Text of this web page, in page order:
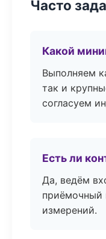
Часто
Какой
Выполняем
так и
согласуем
Есть ли
Да, ведём
приёмочный
измерений.